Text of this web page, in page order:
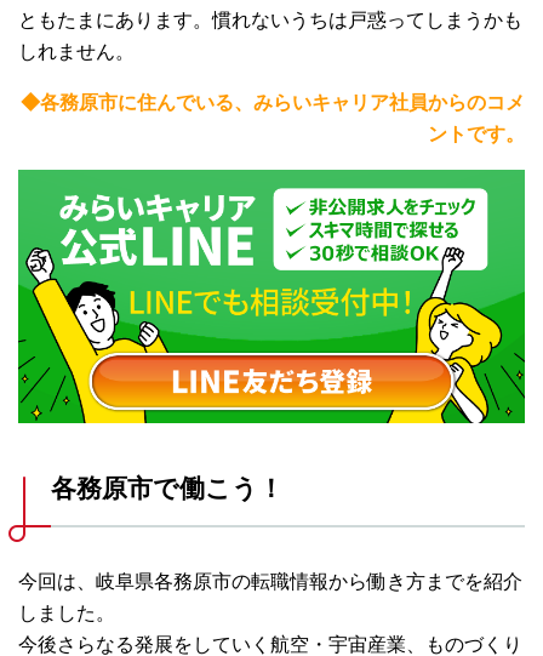
ともたまにあります。慣れないうちは戸惑ってしまうかも
しれません。
◆各務原市に住んでいる、みらいキャリア社員からのコメ
ントです。
各務原市で働こう！
今回は、岐阜県各務原市の転職情報から働き方までを紹介
しました。
今後さらなる発展をしていく航空・宇宙産業、ものづくり